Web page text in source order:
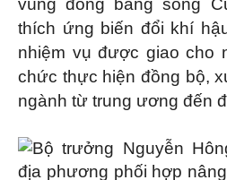
vùng đồng bằng sông
thích ứng biến đổi khí
nhiệm vụ được giao cho
chức thực hiện đồng bộ,
ngành từ trung ương đến